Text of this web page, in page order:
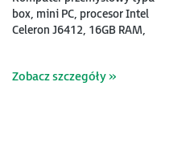
box, mini PC, procesor Intel
Celeron J6412, 16GB RAM,
Zobacz szczegóły »